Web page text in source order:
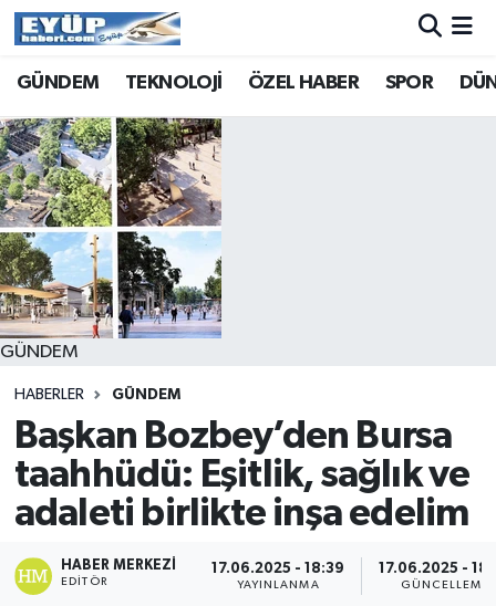
GÜNDEM TEKNOLOJİ ÖZEL HABER SPOR
GÜNDEM
HABERLER GÜNDEM
Başkan Bozbey’den Bursa
taahhüdü: Eşitlik, sağlık ve
adaleti birlikte inşa edelim
HABER MERKEZI
EDITÖR
17.06.2025 - 18:39
YAYINLANMA
17.06.2025 -
GÜNCELLEME